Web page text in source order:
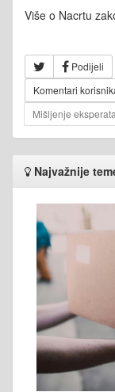
Više o Nacrtu
Podijeli
Komentari
Mišljenje eksperata
Najvažnije